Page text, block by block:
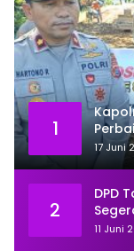
1
Titik
17 Juni
2
DPD
11 Juni